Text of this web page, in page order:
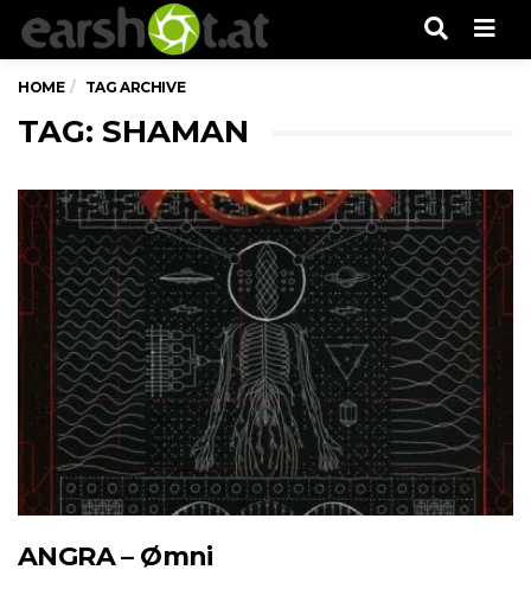
HOME TAG ARCHIVE
TAG: SHAMAN
ANGRA – Ømni